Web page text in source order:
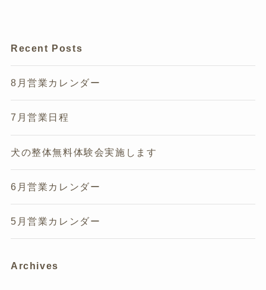
Recent Posts
8月営業カレンダー
7月営業日程
犬の整体無料体験会実施します
6月営業カレンダー
5月営業カレンダー
Archives